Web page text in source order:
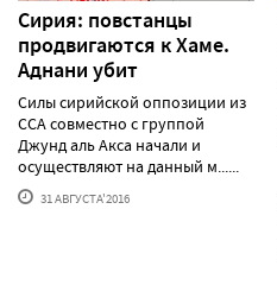
Сирия: повстанцы
продвигаются к Хаме.
Аднани убит
Силы сирийской оппозиции из
ССА совместно с группой
Джунд аль Акса начали и
осуществляют на данный м......
31 АВГУСТА'2016